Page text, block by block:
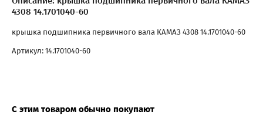
4308 14.1701040-60
крышка подшипника первичного вала КАМАЗ 4308 14.1701040-60
Артикул: 14.1701040-60
С этим товаром обычно покупают